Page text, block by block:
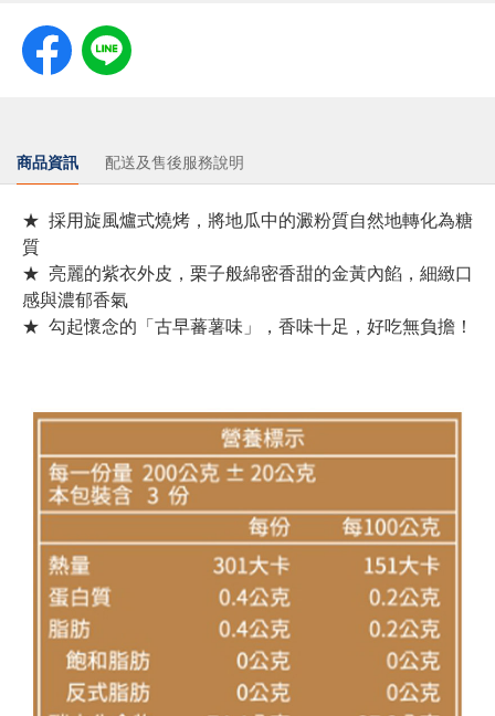
商品資訊 配送及售後服務說明
★ 採用旋風爐式燒烤，將地瓜中的澱粉質自然地轉化為糖
質
★ 亮麗的紫衣外皮，栗子般綿密香甜的金黃內餡，細緻口
感與濃郁香氣
★ 勾起懷念的「古早蕃薯味」，香味十足，好吃無負擔！